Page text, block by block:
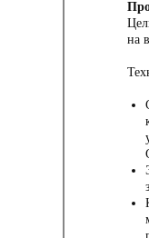
на
ПОДПИШИТЕСЬ
ДМИТРИЯ